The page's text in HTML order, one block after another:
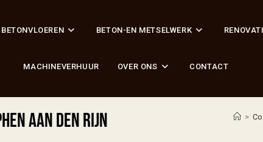
BETONVLOEREN BETON-EN METSELWERK
MACHINEVERHUUR OVER ONS CONTACT
aan den Rijn >